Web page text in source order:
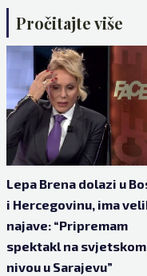
Pročitajte više
Lepa Brena dolazi u
i Hercegovinu, ima
najave: “Pripremam
spektakl na svjetskom
nivou u Sarajevu”